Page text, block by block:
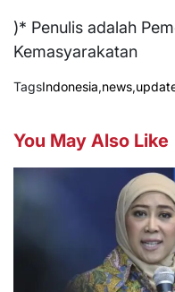
)* Penulis adalah
Kemasyarakatan
TagsIndonesia,news,
You May Also Like